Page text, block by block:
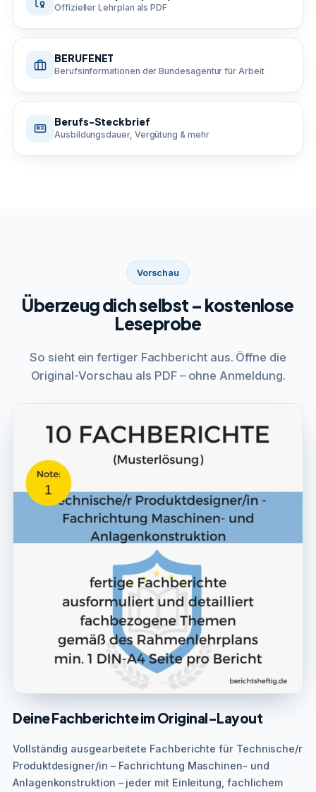
Offizieller Lehrplan als PDF
BERUFENET
Berufsinformationen der Bundesagentur für Arbeit
Berufs-Steckbrief
Ausbildungsdauer, Vergütung & mehr
Vorschau
Überzeug dich selbst – kostenlose
Leseprobe
So sieht ein fertiger Fachbericht aus. Öffne die
Original-Vorschau als PDF – ohne Anmeldung.
Deine Fachberichte im Original-Layout
Vollständig ausgearbeitete Fachberichte für Technische/r
Produktdesigner/in – Fachrichtung Maschinen- und
Anlagenkonstruktion – jeder mit Einleitung, fachlichem